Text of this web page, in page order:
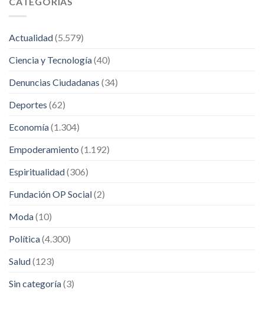
Actualidad(5.579)
Ciencia y Tecnología(40)
Denuncias Ciudadanas (34)
Deportes (62)
Economía(1.304)
Empoderamiento (1.192)
Espiritualidad(306)
Fundación OP Social(2)
Moda(10)
Política(4.300)
Salud(123)
Sin categoría(3)